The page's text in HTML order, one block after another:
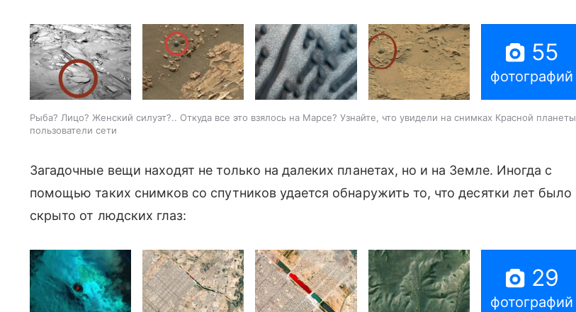
55
фотографий
Рыба? Лицо? Женский силуэт?.. Откуда все это взялось на Марсе? Узнайте, что увидели на снимках Красной планеты
пользователи сети
Загадочные вещи находят не только на далеких планетах, но и на Земле. Иногда с
помощью таких снимков со спутников удается обнаружить то, что десятки лет было
скрыто от людских глаз:
29
фотографий